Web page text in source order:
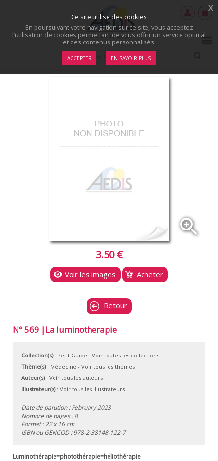
zoom_in
3.50 €
Voir les images Acheter
Retour
N° 569 |La luminotherapie
Collection(s): Petit Guide - Voir toutes les collections
Thème(s): Médecine - Voir tous les thèmes
Auteur(s): Voir tous les auteurs
Illustrateur(s): Voir tous les illustrateurs
Date de parution : February 2023
Nombre de pages : 8
Format : 22 x 16 cm
ISBN ou GENCOD :978-2-38148-122-7
Luminothérapie=photothérapie=héliothérapie
Ce site utilise des cookies
En poursuivant votre navigation sur ce site, vous acceptez
l’utilisation de cookies permettant de vous offrir un service optimal
et des contenus personnalisés.
ACCEPTER EN SAVOIR PLUS
x